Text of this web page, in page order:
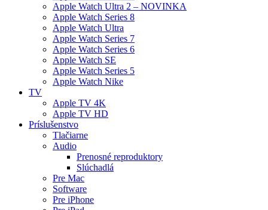
Apple Watch Ultra 2 – NOVINKA
Apple Watch Series 8
Apple Watch Ultra
Apple Watch Series 7
Apple Watch Series 6
Apple Watch SE
Apple Watch Series 5
Apple Watch Nike
TV
Apple TV 4K
Apple TV HD
Príslušenstvo
Tlačiarne
Audio
Prenosné reproduktory
Slúchadlá
Pre Mac
Software
Pre iPhone